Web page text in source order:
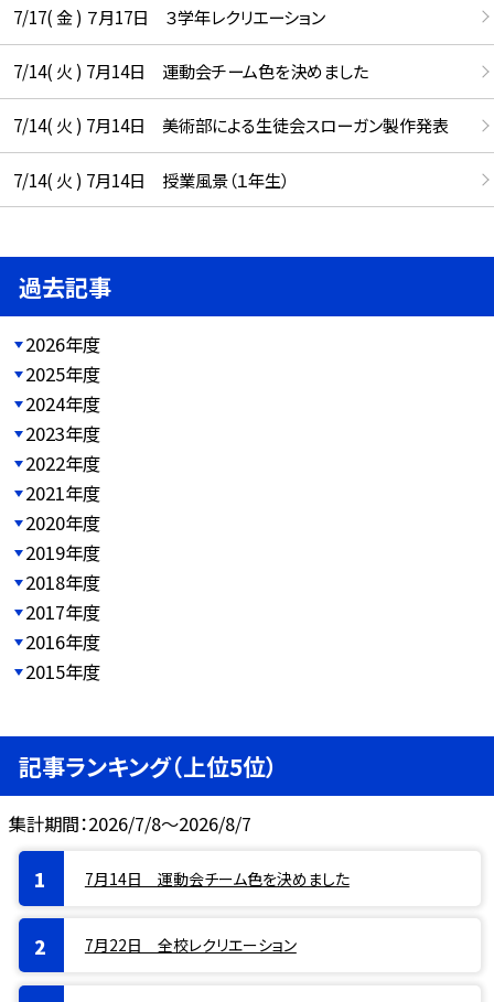
7/17( 金 ) ７月17日 ３学年レクリエーション
7/14( 火 ) 7月14日 運動会チーム色を決めました
7/14( 火 ) 7月14日 美術部による生徒会スローガン製作発表
7/14( 火 ) 7月14日 授業風景（１年生）
過去記事
2026年度
2025年度
2024年度
2023年度
2022年度
2021年度
2020年度
2019年度
2018年度
2017年度
2016年度
2015年度
記事ランキング（上位5位）
集計期間：2026/7/8～2026/8/7
7月14日 運動会チーム色を決めました
7月22日 全校レクリエーション